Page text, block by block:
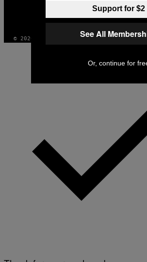
INSTAGRAM
TIKTOK
© 2026 VICE DIGITAL PUBLISHING, LLC
Support for $2
See All
Or, continue for